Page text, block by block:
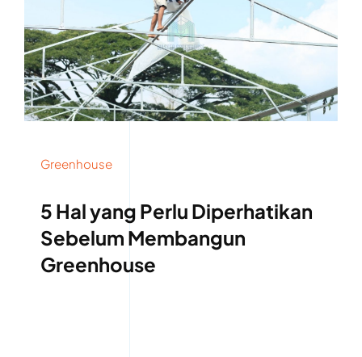
Greenhouse
5 Hal yang Perlu Diperhatikan
Sebelum Membangun
Greenhouse